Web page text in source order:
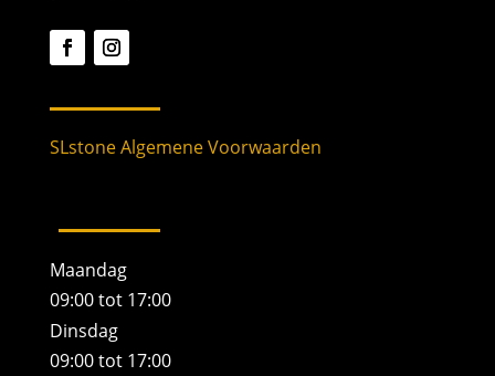
SLstone Algemene Voorwaarden
Maandag
09:00 tot 17:00
Dinsdag
09:00 tot 17:00